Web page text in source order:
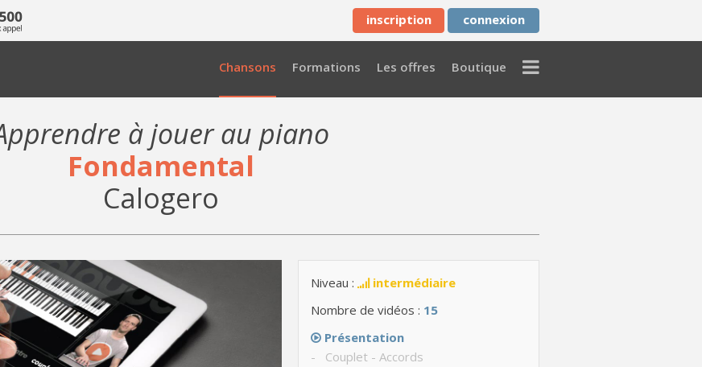
inscription connexion
Chansons Formations Les offres Boutique Menu
à jouer au piano
Fondamental
Calogero
Niveau :
intermédiaire
Nombre de vidéos : 15
Présentation
- Couplet - Accords